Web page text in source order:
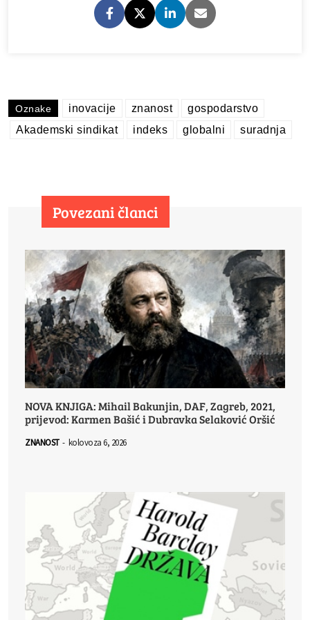
Oznake inovacije znanost
gospodarstvo
Akademski sindikat
indeks globalni suradnja
Povezani članci
NOVA KNJIGA: Mihail Bakunjin, DAF, Zagreb, 2021,
prijevod: Karmen Bašić i Dubravka Selaković Oršić
ZNANOST - kolovoza 6, 2026